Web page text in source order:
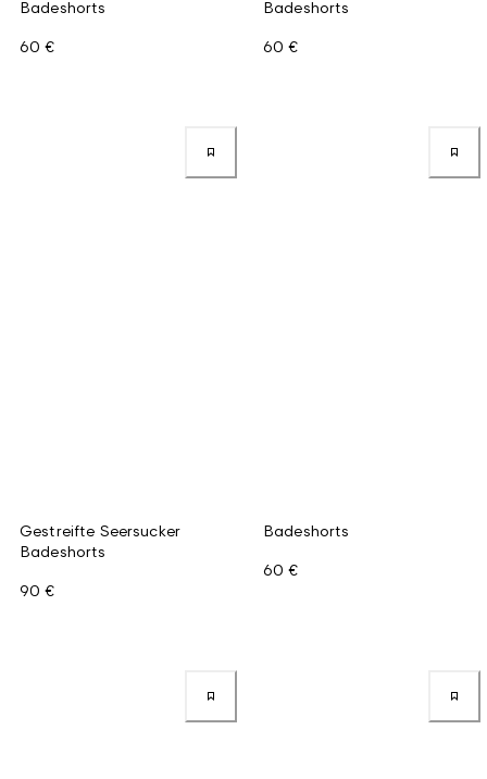
Badeshorts
60 €
Badeshorts
60 €
Gestreifte Seersucker
Badeshorts
90 €
Badeshorts
60 €